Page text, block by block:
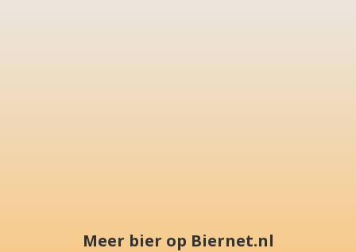
Meer bier op Biernet.nl